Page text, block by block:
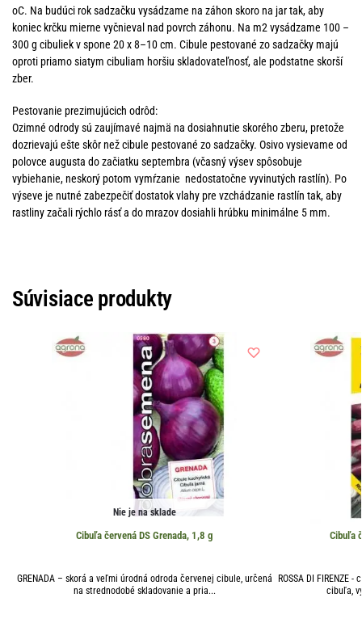
oC. Na budúci rok sadzačku vysádzame na záhon skoro na jar tak, aby
koniec krčku mierne vyčnieval nad povrch záhonu. Na m2 vysádzame 100 –
300 g cibuliek v spone 20 x 8–10 cm. Cibule pestované zo sadzačky majú
oproti priamo siatym cibuliam horšiu skladovateľnosť, ale podstatne skorší
zber.
Pestovanie prezimujúcich odrôd:
Ozimné odrody sú zaujímavé najmä na dosiahnutie skorého zberu, pretože
dozrievajú ešte skôr než cibule pestované zo sadzačky. Osivo vysievame od
polovce augusta do začiatku septembra (včasný výsev spôsobuje
vybiehanie, neskorý potom vymŕzanie nedostatočne vyvinutých rastlín). Po
výseve je nutné zabezpečiť dostatok vlahy pre vzchádzanie rastlín tak, aby
rastliny začali rýchlo rásť a do mrazov dosiahli hrúbku minimálne 5 mm.
Súvisiace produkty
Nie je na sklade
Cibuľa červená DS Grenada, 1,8 g
GRENADA – skorá a veľmi úrodná odroda červenej cibule, určená
na strednodobé skladovanie a pria...
Cibuľa
ROSSA DI FIRENZE
cibuľa,